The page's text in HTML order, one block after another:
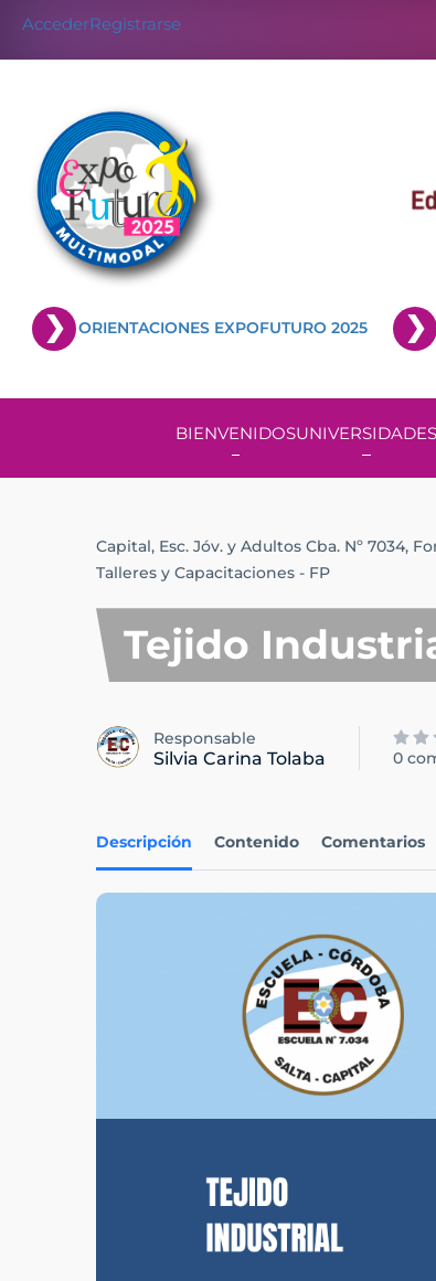
AccederRegistrarse
ORIENTACIONES EXPOFUTURO 2025
BIENVENIDOSUNIVERSIDADES
Capital, Esc. Jóv. y Adultos Cba. Nº 7034,
Talleres y Capacitaciones - FP
Tejido
Responsable
Silvia Carina Tolaba 0
Descripción Contenido Comentarios